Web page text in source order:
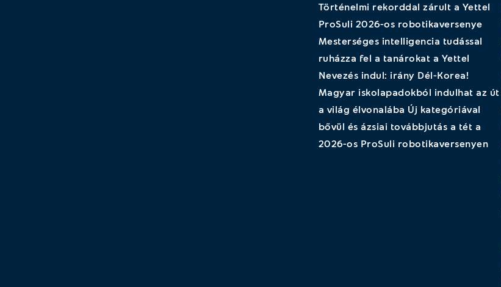
Történelmi rekorddal zárult a Yettel
ProSuli 2026-os robotikaversenye
Mesterséges intelligencia tudással
ruházza fel a tanárokat a Yettel
Nevezés indul: irány Dél-Korea!
Magyar iskolapadokból indulhat az út
a világ élvonalába Új kategóriával
bővül és ázsiai továbbjutás a tét a
2026-os ProSuli robotikaversenyen